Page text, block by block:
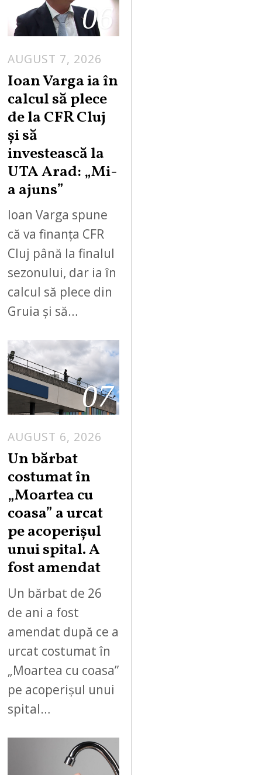
06
AUGUST 7, 2026
Ioan Varga ia în
calcul să plece
de la CFR Cluj
și să
investească la
UTA Arad: „Mi-
a ajuns”
Ioan Varga spune
că va finanța CFR
Cluj până la finalul
sezonului, dar ia în
calcul să plece din
Gruia și să…
07
AUGUST 6, 2026
Un bărbat
costumat în
„Moartea cu
coasa” a urcat
pe acoperișul
unui spital. A
fost amendat
Un bărbat de 26
de ani a fost
amendat după ce a
urcat costumat în
„Moartea cu coasa”
pe acoperișul unui
spital…